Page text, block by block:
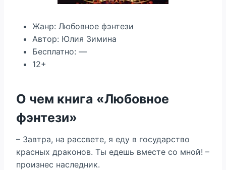
Жанр: Любовное фэнтези
Автор: Юлия Зимина
Бесплатно: —
12+
О чем книга «Любовное
фэнтези»
– Завтра, на рассвете, я еду в государство
красных драконов. Ты едешь вместе со мной! –
произнес наследник.